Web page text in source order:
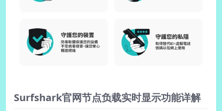
Surfshark官网节点负载实时显示功能详解